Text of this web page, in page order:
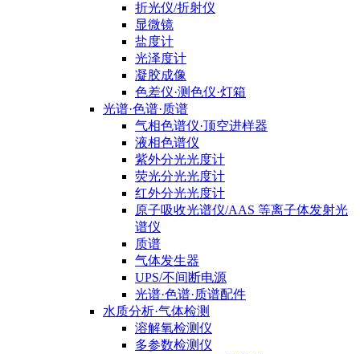
折光仪/折射仪
显微镜
盐度计
光泽度计
凝胶成像
色差仪·测色仪·灯箱
光谱·色谱·质谱
气相色谱仪·顶空进样器
液相色谱仪
紫外分光光度计
荧光分光光度计
红外分光光度计
原子吸收光谱仪/AAS 等离子体发射光
谱仪
质谱
气体发生器
UPS/不间断电源
光谱·色谱·质谱配件
水质分析·气体检测
溶解氧检测仪
多参数检测仪